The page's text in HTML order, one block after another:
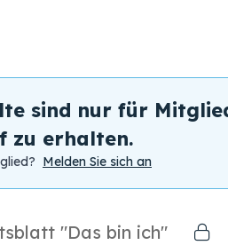
sind nur für
zu erhalten.
Melden Sie sich an
"Das bin ich"